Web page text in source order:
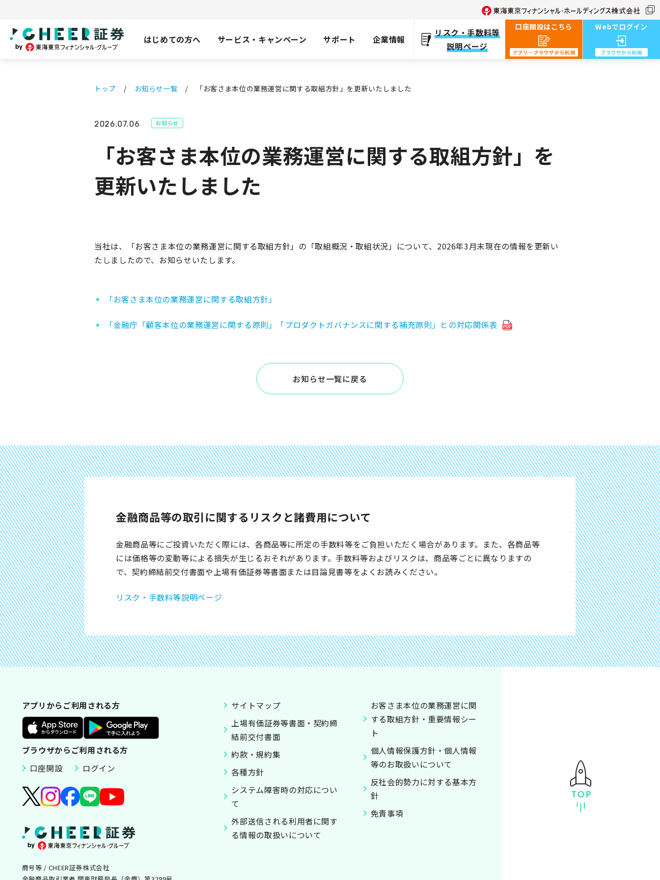
はじめての方へ サービス・キャンペーン サポート 企業情報
リスク・手数料等
説明ページ
口座開設はこちら
アプリ・ブラウザから利用︎
Webでログイン
ブラウザから利用︎
トップ お知らせ一覧 「お客さま本位の業務運営に関する取組方針」を更新いたしました
2026.07.06 お知らせ
「お客さま本位の業務運営に関する取組方針」を
更新いたしました
当社は、「お客さま本位の業務運営に関する取組方針」の「取組概況・取組状況」について、2026年3月末現在の情報を更新い
たしましたので、お知らせいたします。
「お客さま本位の業務運営に関する取組方針」
「金融庁「顧客本位の業務運営に関する原則」「プロダクトガバナンスに関する補充原則」との対応関係表
お知らせ一覧に戻る
金融商品等の取引に関するリスクと諸費用について
金融商品等にご投資いただく際には、各商品等に所定の手数料等をご負担いただく場合があります。また、各商品等
には価格等の変動等による損失が生じるおそれがあります。手数料等およびリスクは、商品等ごとに異なりますの
で、契約締結前交付書面や上場有価証券等書面または目論見書等をよくお読みください。
リスク・手数料等説明ページ
サイトマップ
上場有価証券等書面・契約締
結前交付書面
約款・規約集
各種方針
システム障害時の対応につい
て
外部送信される利用者に関す
る情報の取扱いについて
お客さま本位の業務運営に関
する取組方針・重要情報シー
ト
個人情報保護方針・個人情報
等のお取扱いについて
反社会的勢力に対する基本方
針
免責事項
アプリからご利用される方
ブラウザからご利用される方
口座開設
ログイン
商号等 / CHEER証券株式会社